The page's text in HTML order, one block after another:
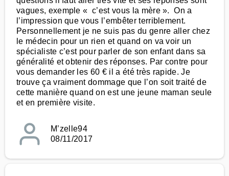
vagues, exemple « c’est vous la mère ». On a
l’impression que vous l’embêter terriblement.
Personnellement je ne suis pas du genre aller chez
le médecin pour un rien et quand on va voir un
spécialiste c’est pour parler de son enfant dans sa
généralité et obtenir des réponses. Par contre pour
vous demander les 60 € il a été très rapide. Je
trouve ça vraiment dommage que l’on soit traité de
cette manière quand on est une jeune maman seule
et en première visite.
M’zelle94
08/11/2017